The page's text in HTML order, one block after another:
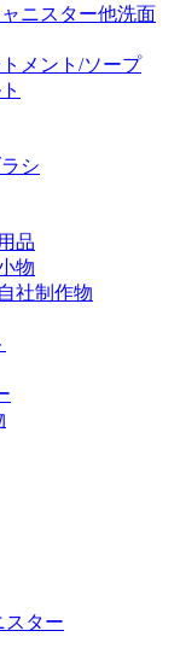
ニスター他洗面
メント/ソープ
シ
品
物
社制作物
ター